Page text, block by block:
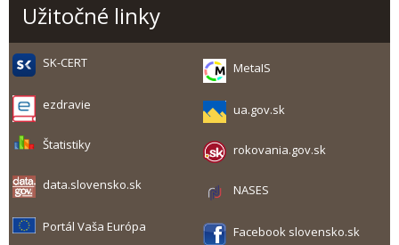
Užitočné linky
SK-CERT MetaIS
ezdravie ua.gov.sk
Štatistiky rokovania.gov.sk
data.slovensko.sk NASES
Portál Vaša Európa Facebook slovensko.sk